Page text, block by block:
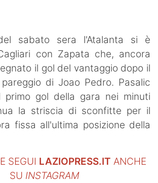
sabato sera l'Atalanta si è
con Zapata che, ancora
il gol del vantaggio dopo il
di Joao Pedro. Pasalic
primo gol della gara nei minuti
la striscia di sconfitte per il
fissa all'ultima posizione della
SEGUI LAZIOPRESS.IT ANCHE
SU INSTAGRAM